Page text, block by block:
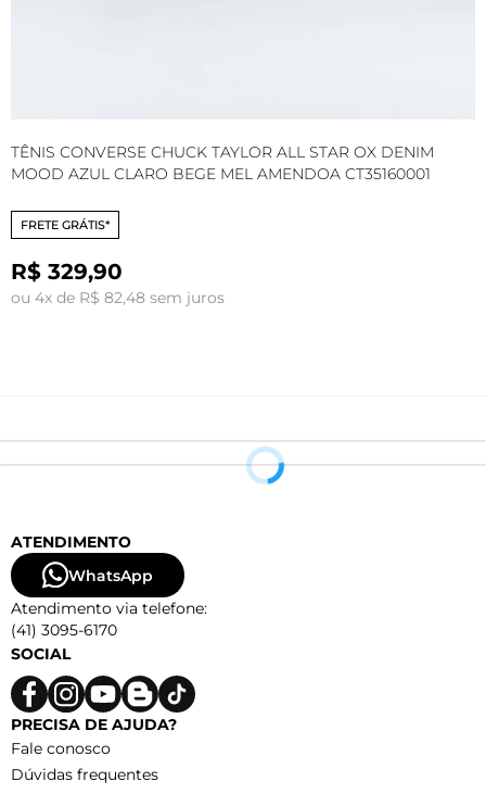
TÊNIS CONVERSE CHUCK TAYLOR ALL STAR OX DENIM
MOOD AZUL CLARO BEGE MEL AMENDOA CT35160001
FRETE GRÁTIS*
R$ 329,90
ou 4x de R$ 82,48 sem juros
ATENDIMENTO
WhatsApp
Atendimento via telefone:
(41) 3095-6170
SOCIAL
PRECISA DE AJUDA?
Fale conosco
Dúvidas frequentes